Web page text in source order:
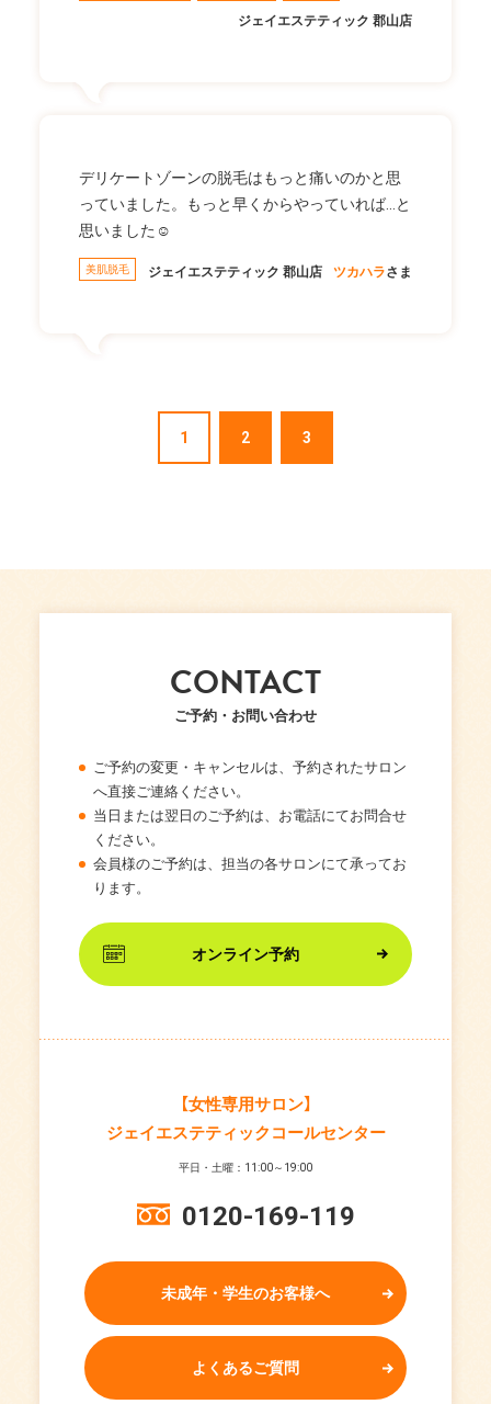
ジェイエステティック 郡山店
デリケートゾーンの脱毛はもっと痛いのかと思
っていました。もっと早くからやっていれば…と
思いました☺
美肌脱毛 ジェイエステティック 郡山店 ツカハラさま
1 2 3
CONTACT
ご予約・お問い合わせ
ご予約の変更・キャンセルは、予約されたサロン
へ直接ご連絡ください。
当日または翌日のご予約は、お電話にてお問合せ
ください。
会員様のご予約は、担当の各サロンにて承ってお
ります。
オンライン予約
【女性専用サロン】
ジェイエステティックコールセンター
平日・土曜：11:00～19:00
0120-169-119
未成年・学生のお客様へ
よくあるご質問